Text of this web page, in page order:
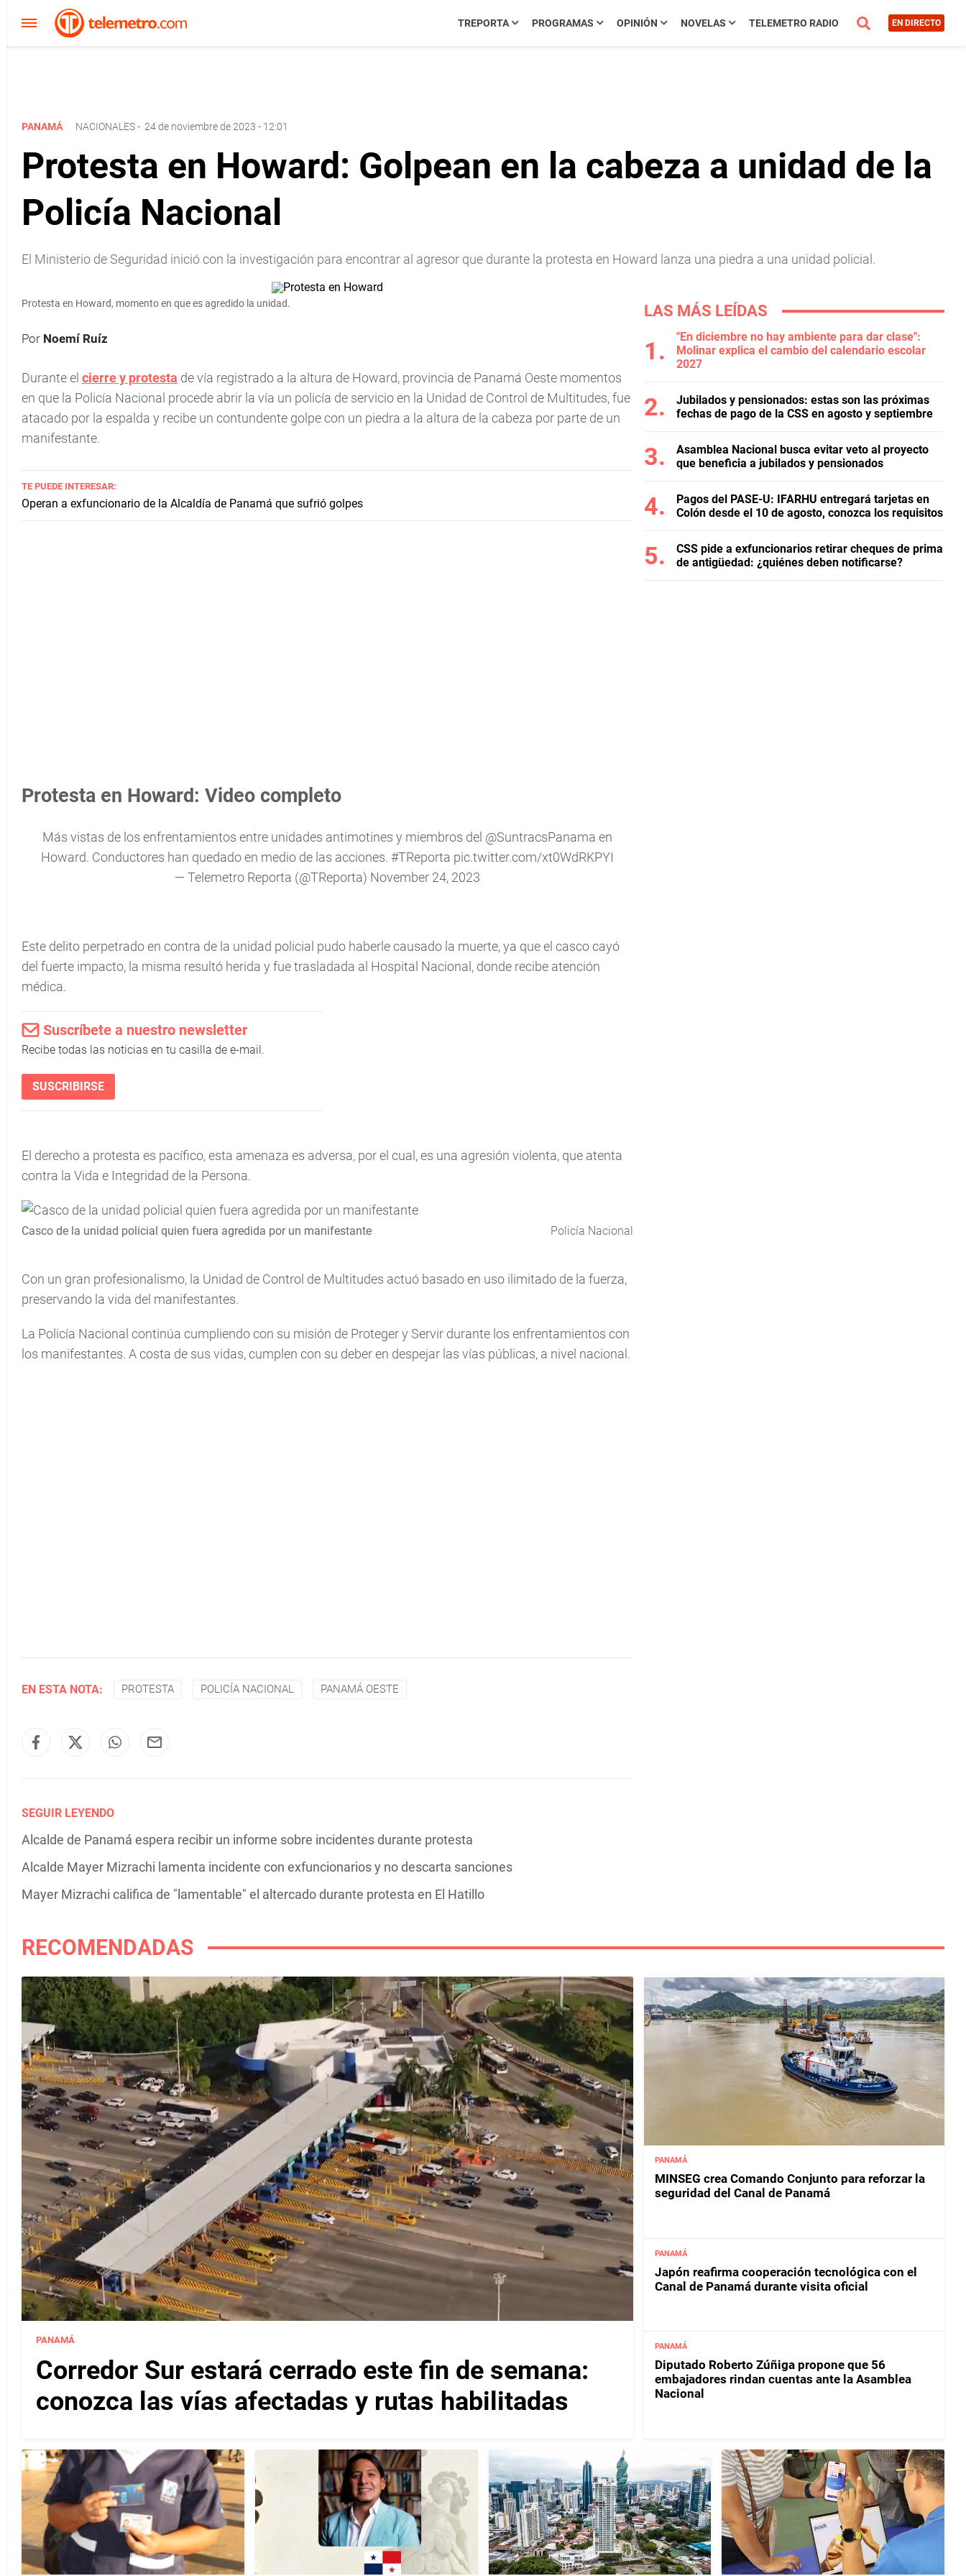
TREPORTA PROGRAMAS OPINIÓN NOVELAS TELEMETRO RADIO EN DIRECTO
PANAMÁ NACIONALES- 24 de noviembre de 2023 - 12:01
Protesta en Howard: Golpean en la cabeza a unidad de la
Policía Nacional
El Ministerio de Seguridad inició con la investigación para encontrar al agresor que durante la protesta en Howard lanza una piedra a una unidad policial.
Protesta en Howard, momento en que es agredido la unidad.
Por Noemí Ruíz
Durante el cierre y protesta de vía registrado a la altura de Howard, provincia de Panamá Oeste momentos
en que la Policía Nacional procede abrir la vía un policía de servicio en la Unidad de Control de Multitudes, fue
atacado por la espalda y recibe un contundente golpe con un piedra a la altura de la cabeza por parte de un
manifestante.
TE PUEDE INTERESAR:
Operan a exfuncionario de la Alcaldía de Panamá que sufrió golpes
Protesta en Howard: Video completo
Más vistas de los enfrentamientos entre unidades antimotines y miembros del @SuntracsPanama en
Howard. Conductores han quedado en medio de las acciones. #TReporta pic.twitter.com/xt0WdRKPYI
— Telemetro Reporta (@TReporta) November 24, 2023
Este delito perpetrado en contra de la unidad policial pudo haberle causado la muerte, ya que el casco cayó
del fuerte impacto, la misma resultó herida y fue trasladada al Hospital Nacional, donde recibe atención
médica.
Suscríbete a nuestro newsletter
Recibe todas las noticias en tu casilla de e-mail.
SUSCRIBIRSE
El derecho a protesta es pacífico, esta amenaza es adversa, por el cual, es una agresión violenta, que atenta
contra la Vida e Integridad de la Persona.
Casco de la unidad policial quien fuera agredida por un manifestante Policía Nacional
Con un gran profesionalismo, la Unidad de Control de Multitudes actuó basado en uso ilimitado de la fuerza,
preservando la vida del manifestantes.
La Policía Nacional continúa cumpliendo con su misión de Proteger y Servir durante los enfrentamientos con
los manifestantes. A costa de sus vidas, cumplen con su deber en despejar las vías públicas, a nivel nacional.
EN ESTA NOTA: PROTESTA POLICÍA NACIONAL PANAMÁ OESTE
SEGUIR LEYENDO
Alcalde de Panamá espera recibir un informe sobre incidentes durante protesta
Alcalde Mayer Mizrachi lamenta incidente con exfuncionarios y no descarta sanciones
Mayer Mizrachi califica de "lamentable" el altercado durante protesta en El Hatillo
LAS MÁS LEÍDAS
"En diciembre no hay ambiente para dar clase":
Molinar explica el cambio del calendario escolar
2027
Jubilados y pensionados: estas son las próximas
fechas de pago de la CSS en agosto y septiembre
Asamblea Nacional busca evitar veto al proyecto
que beneficia a jubilados y pensionados
Pagos del PASE-U: IFARHU entregará tarjetas en
Colón desde el 10 de agosto, conozca los requisitos
CSS pide a exfuncionarios retirar cheques de prima
de antigüedad: ¿quiénes deben notificarse?
RECOMENDADAS
PANAMÁ
Corredor Sur estará cerrado este fin de semana:
conozca las vías afectadas y rutas habilitadas
PANAMÁ
MINSEG crea Comando Conjunto para reforzar la
seguridad del Canal de Panamá
PANAMÁ
Japón reafirma cooperación tecnológica con el
Canal de Panamá durante visita oficial
PANAMÁ
Diputado Roberto Zúñiga propone que 56
embajadores rindan cuentas ante la Asamblea
Nacional